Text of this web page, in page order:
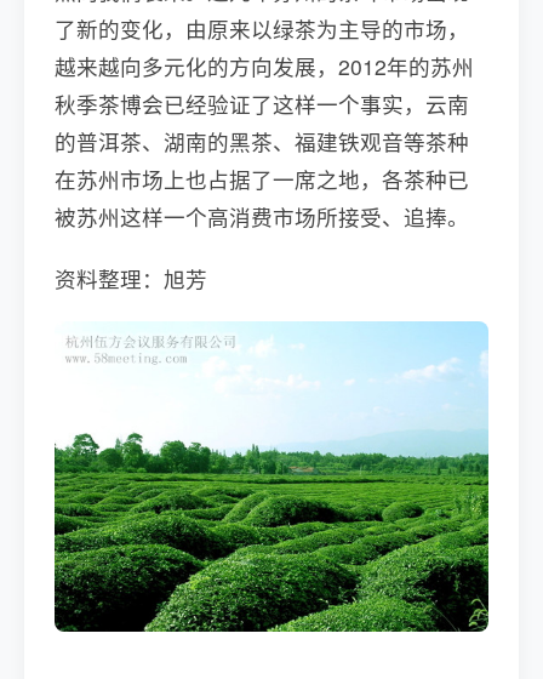
了新的变化，由原来以绿茶为主导的市场，
越来越向多元化的方向发展，2012年的苏州
秋季茶博会已经验证了这样一个事实，云南
的普洱茶、湖南的黑茶、福建铁观音等茶种
在苏州市场上也占据了一席之地，各茶种已
被苏州这样一个高消费市场所接受、追捧。
资料整理：旭芳